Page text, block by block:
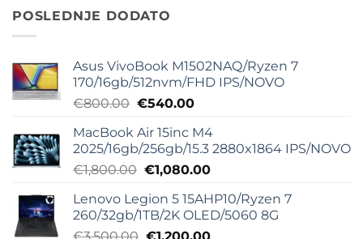
POSLEDNJE DODATO
Asus VivoBook M1502NAQ/Ryzen 7
170/16gb/512nvm/FHD IPS/NOVO
€800.00 Originalna
je
bila:
€800.00.
€540.00Trenutna
je:
€540.00.
MacBook Air 15inc M4
2025/16gb/256gb/15.3 2880x1864 IPS/NOVO
€1,800.00 Originalna
je
bila:
€1,080.00Trenutna
je:
€1,080.00.
Lenovo Legion 5 15AHP10/Ryzen 7
260/32gb/1TB/2K OLED/5060 8G
OriginalnaTrenutna